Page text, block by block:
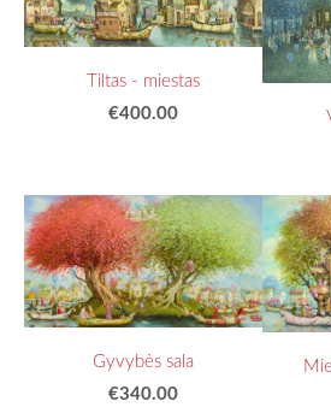
Tiltas - miestas
€400.00
Gyvybės sala
€340.00